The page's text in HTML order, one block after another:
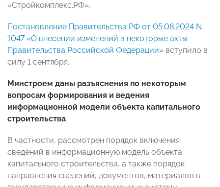
«Стройкомплекс.РФ».
Постановление Правительства РФ от 05.08.2024 N
1047 «О внесении изменений в некоторые акты
Правительства Российской Федерации» вступило в
силу 1 сентября.
Минстроем даны разъяснения по некоторым
вопросам формирования и ведения
информационной модели объекта капитального
строительства
В частности, рассмотрен порядок включения
сведений в информационную модель объекта
капитального строительства, а также порядок
направления сведений, документов, материалов в